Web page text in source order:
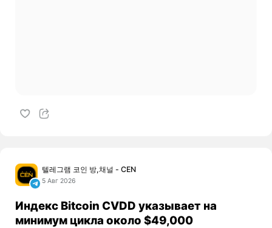
텔레그램 코인 방,채널 - CEN
5 Авг 2026
Индекс Bitcoin CVDD указывает на
минимум цикла около $49,000